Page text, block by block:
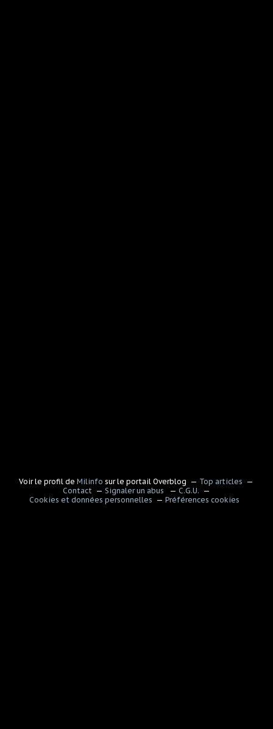
Voir le profil deMilinfo sur le portail Overblog
Top articles
Contact
Signaler un abus
C.G.U.
Cookies et données personnelles
Préférences cookies